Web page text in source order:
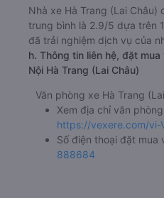
Nhà xe Hà Trang (Lai
trung bình là 2.9/5 dựa trên
đã trải nghiệm dịch vụ của
h. Thông tin liên hệ, đặt
Nội Hà Trang (Lai Châu)
Văn phòng xe Hà Trang
Xem địa chỉ văn
https://vexere.com/
Số điện thoại đặt mua
888684